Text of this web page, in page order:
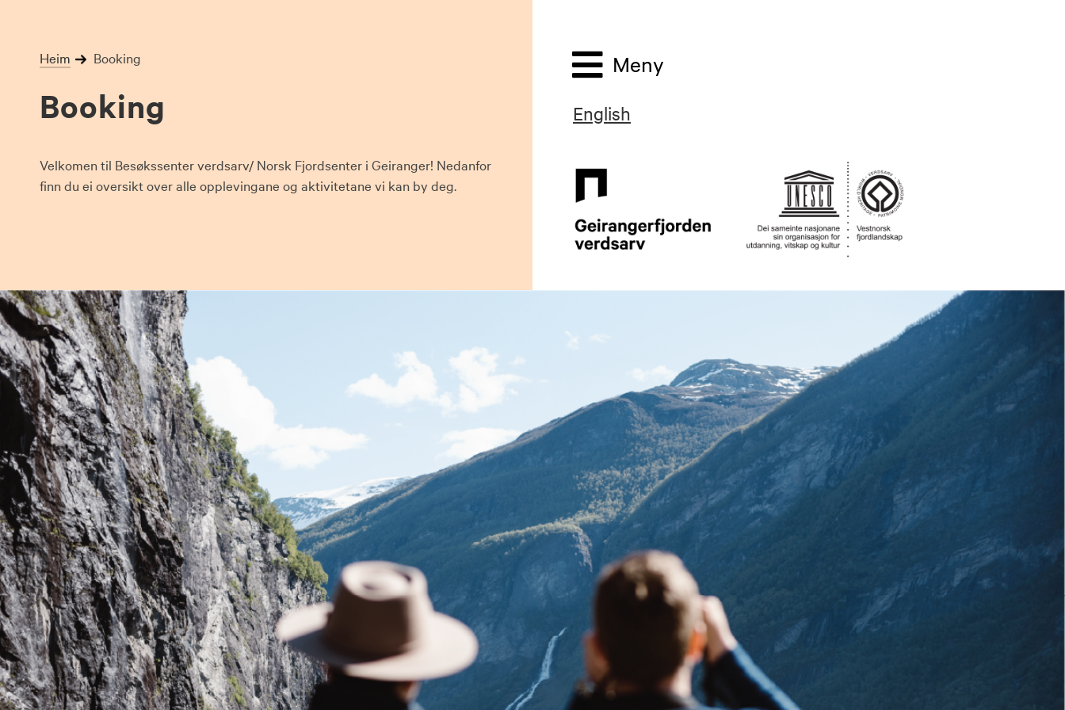
contentHeim Booking
Booking
Velkomen til Besøkssenter verdsarv/ Norsk Fjordsenter i Geiranger! Nedanfor
finn du ei oversikt over alle opplevingane og aktivitetane vi kan by deg.
Meny
English